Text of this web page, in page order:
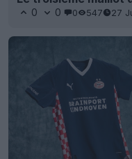
0 0 0 547 27